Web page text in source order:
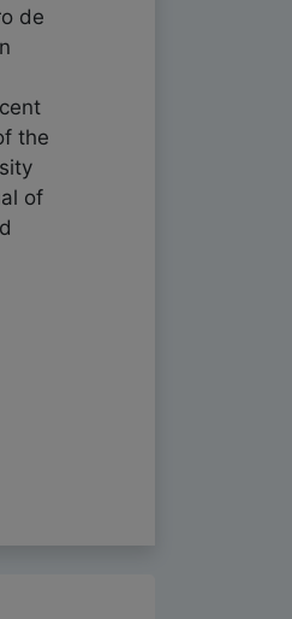
de
the
of